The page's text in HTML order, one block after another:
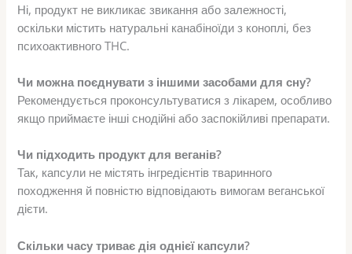
Ні, продукт не викликає звикання або залежності,
оскільки містить натуральні канабіноїди з коноплі, без
психоактивного THC.
Чи можна поєднувати з іншими засобами для сну?
Рекомендується проконсультуватися з лікарем, особливо
якщо приймаєте інші снодійні або заспокійливі препарати.
Чи підходить продукт для веганів?
Так, капсули не містять інгредієнтів тваринного
походження й повністю відповідають вимогам веганської
дієти.
Скільки часу триває дія однієї капсули?